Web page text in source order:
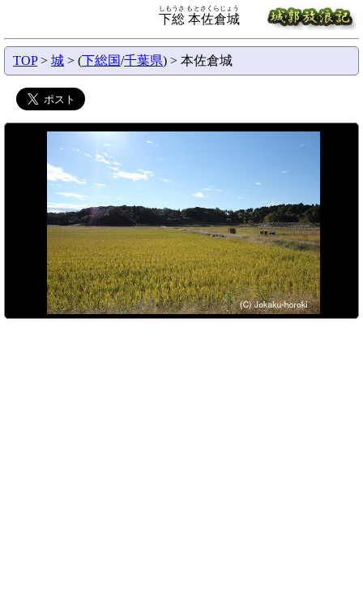
下総 本佐倉城
しもうさ もとさくらじょう
TOP> 城 > (下総国/千葉県) > 本佐倉城